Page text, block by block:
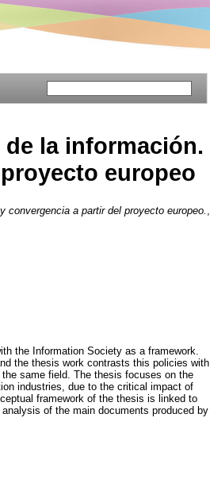
la información.
europeo
a partir del proyecto europeo.
the Information Society as a framework.
the thesis work contrasts this policies with
same field. The thesis focuses on the
industries, due to the critical impact of
framework of the thesis is linked to
of the main documents produced by